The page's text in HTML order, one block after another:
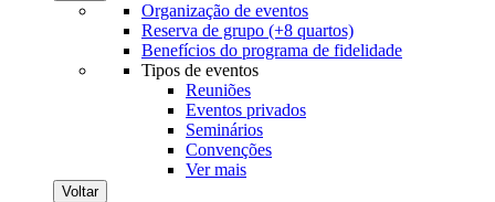
Organização de eventos
Reserva de grupo (+8 quartos)
Benefícios do programa de fidelidade
Tipos de eventos
Reuniões
Eventos privados
Seminários
Convenções
Ver mais
Voltar